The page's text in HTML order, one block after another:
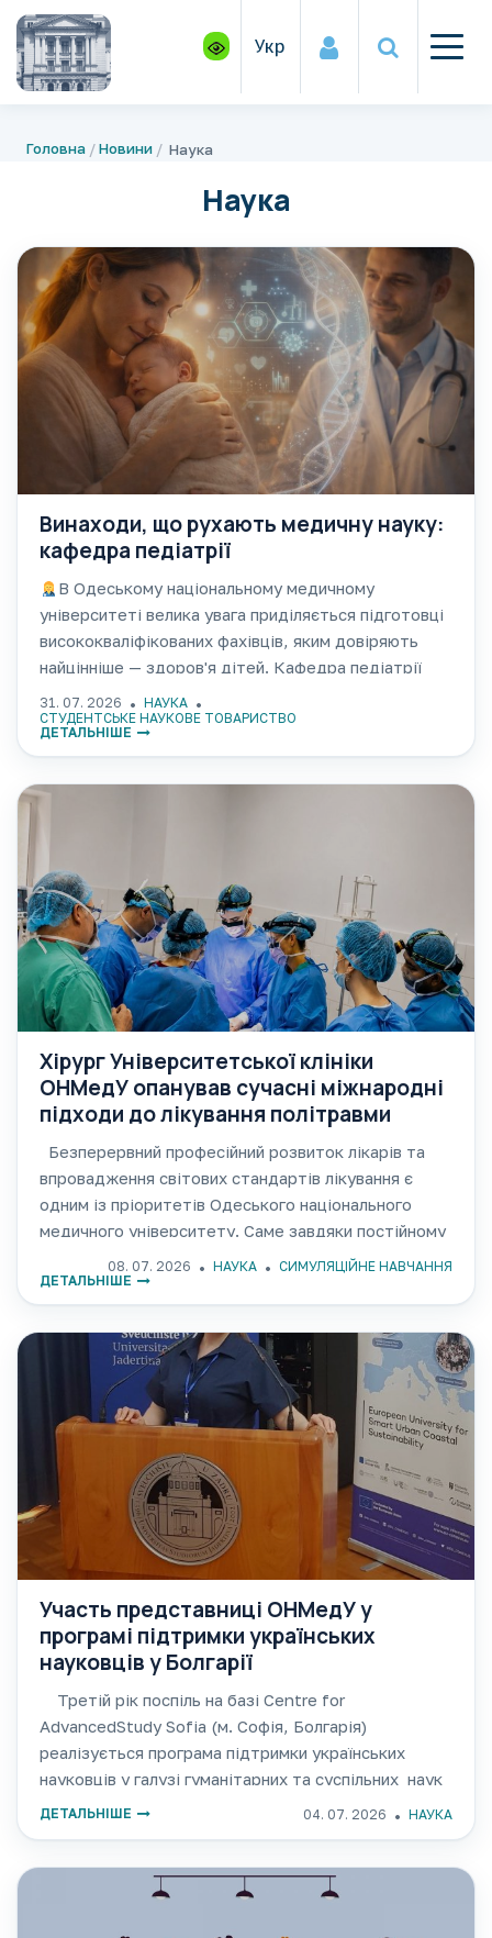
Укр
Головна Новини Наука
Наука
Винаходи, що рухають медичну науку:
кафедра педіатрії
В Одеському національному медичному
університеті велика увага приділяється підготовці
висококваліфікованих фахівців, яким довіряють
найцінніше — здоров'я дітей. Кафедра педіатрії
ОНМедУ є яскравим прикладом гармонійного
поєднання 125-річних традицій, видатних наукових
шкіл та інноваційних підходів сучасної медицини.
31. 07. 2026
НАУКА
СТУДЕНТСЬКЕ НАУКОВЕ ТОВАРИСТВО
ДЕТАЛЬНІШЕ
Хірург Університетської клініки
ОНМедУ опанував сучасні міжнародні
підходи до лікування політравми
Безперервний професійний розвиток лікарів та
впровадження світових стандартів лікування є
одним із пріоритетів Одеського національного
медичного університету. Саме завдяки постійному
навчанню та міжнародній співпраці фахівці
Університетської клініки вдосконалюють свої
знання й практичні навички, щоб надавати
пацієнтам висококваліфіковану медичну допомогу
08. 07. 2026 НАУКА
СИМУЛЯЦІЙНЕ НАВЧАННЯ
ДЕТАЛЬНІШЕ
Участь представниці ОНМедУ у
програмі підтримки українських
науковців у Болгарії
Третій рік поспіль на базі Centre for
AdvancedStudy Sofia (м. Софія, Болгарія)
реалізується програма підтримки українських
науковців у галузі гуманітарних та суспільних наук
«SustainingUkrainian Scholarship (SUS)
академічного року серед
04. 07. 2026 НАУКА
ДЕТАЛЬНІШЕ